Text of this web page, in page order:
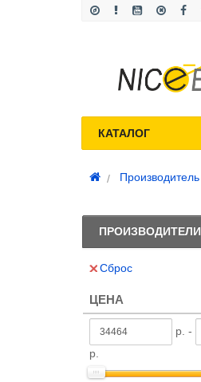
КАТАЛОГ
Производитель
ПРОИЗВОДИТЕЛИ
Сброс
ЦЕНА
р. -
р.